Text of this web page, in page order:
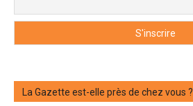
La Gazette est-elle près de chez vous ?